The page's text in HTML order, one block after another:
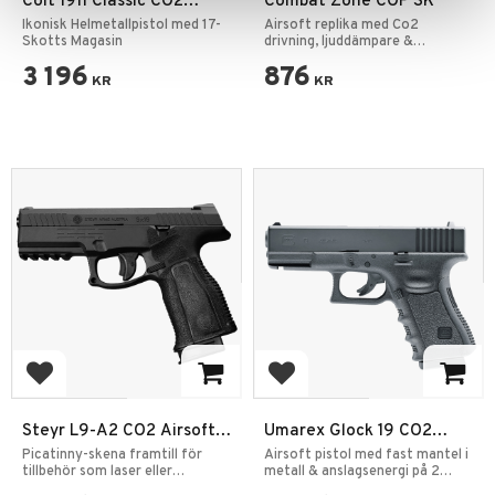
4,5mm BB
Ikonisk Helmetallpistol med 17-
Skotts Magasin
3 196 KR
Airsoft replika med Co2
drivning, ljuddämpare &
876 KR
Add to favorites
Steyr L9-A2 CO2 Airsoft
Pistol CBB Metal Slide
6mm
Picatinny-skena framtill för
tillbehör som laser eller
Add to favorites
Umarex Glock 19 CO2
Airsoft Pistol 6mm
Airsoft pistol med fast mantel i
metall & anslagsenergi på 2